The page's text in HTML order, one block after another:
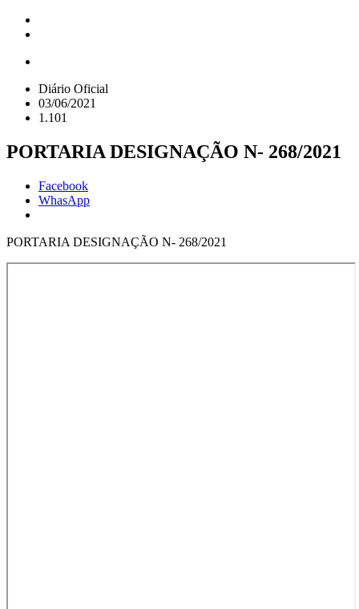
Diário Oficial
03/06/2021
1.101
PORTARIA DESIGNAÇÃO N- 268/2021
Facebook
WhasApp
PORTARIA DESIGNAÇÃO N- 268/2021